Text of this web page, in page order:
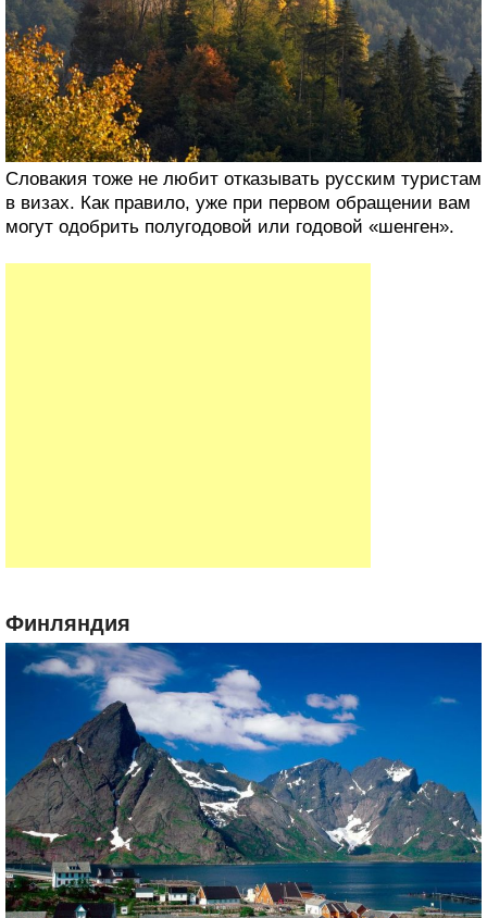
Словакия тоже не любит отказывать русским туристам
в визах. Как правило, уже при первом обращении вам
могут одобрить полугодовой или годовой «шенген».
Финляндия